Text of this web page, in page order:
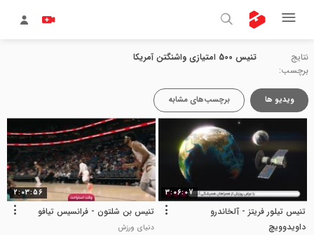
نتایج
برچسب:
تنیس 500 امتیازی واشنگتن آمریکا
ویدیو ها برچسب‌های مشابه
3:06:07
تنیس تیلور فریتز - آلخاندرو
داویدوویچ
2:03:56
تنیس بن شلتون - فرانسیس تیافو
دنیای ورزش